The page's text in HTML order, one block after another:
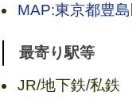
MAP:東京都豊
最寄り駅等
JR/地下鉄/私